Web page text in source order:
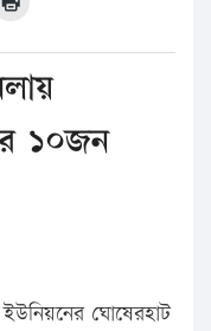
১০জন
ঘোষেরহাট